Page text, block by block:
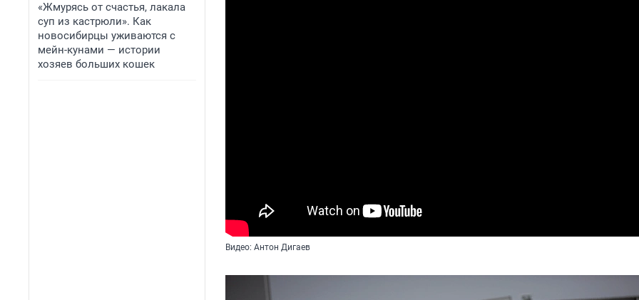
«Жмурясь от счастья, лакала
суп из кастрюли». Как
новосибирцы уживаются с
мейн-кунами — истории
хозяев больших кошек
Видео: Антон Дигаев